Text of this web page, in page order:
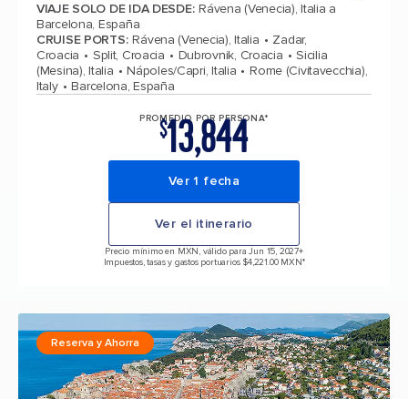
VIAJE SOLO DE IDA DESDE: Rávena (Venecia), Italia a
Barcelona, España
CRUISE PORTS: Rávena (Venecia), Italia
Zadar,
Croacia
Split, Croacia Dubrovnik, Croacia
Sicilia
(Mesina), Italia
Nápoles/Capri, Italia
Rome (Civitavecchia),
Italy
Barcelona, España
PROMEDIO POR PERSONA*
$13,844
Ver 1 fecha
Ver el itinerario
Precio mínimo en MXN, válido para Jun 15, 2027+
Impuestos, tasas y gastos portuarios $4,221.00 MXN*
Reserva y Ahorra